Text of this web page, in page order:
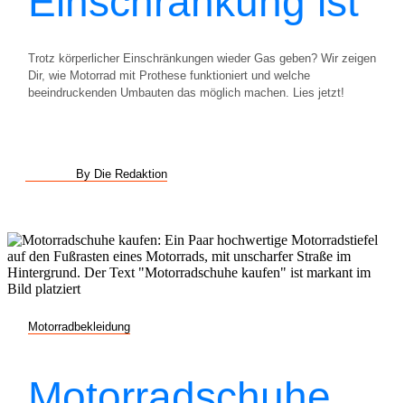
Trotz körperlicher Einschränkungen wieder Gas geben? Wir zeigen
Dir, wie Motorrad mit Prothese funktioniert und welche
beeindruckenden Umbauten das möglich machen. Lies jetzt!
By Die Redaktion
Motorradbekleidung